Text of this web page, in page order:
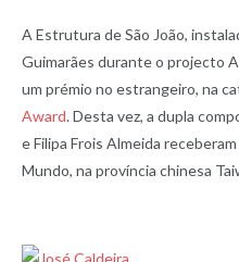
A Estrutura de São João,
Guimarães durante o projecto
um prémio no estrangeiro, na
Award. Desta vez, a dupla
e Filipa Frois Almeida
Mundo, na província chinesa